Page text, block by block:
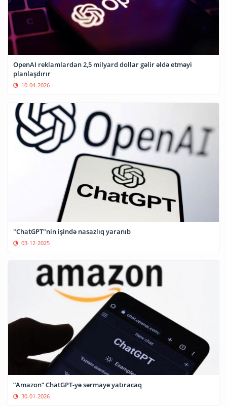
OpenAI reklamlardan 2,5 milyard dollar gəlir əldə etməyi
planlaşdırır
10-04-2026
"ChatGPT"nin işində nasazlıq yaranıb
03-12-2025
“Amazon” ChatGPT-yə sərmayə yatıracaq
30-01-2026